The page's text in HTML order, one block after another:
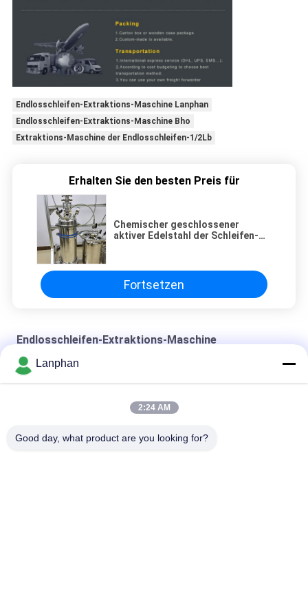
Endlosschleifen-Extraktions-Maschine Lanphan
Endlosschleifen-Extraktions-Maschine Bho
Extraktions-Maschine der Endlosschleifen-1/2Lb
Erhalten Sie den besten Preis für
Chemischer geschlossener
aktiver Edelstahl der Schleifen-
Fortsetzen
Endlosschleifen-Extraktions-Maschine
SS304 schloss Schleifen-Extraktion Machiner
Lanphan
2:24 AM
Good day, what product are you looking for?